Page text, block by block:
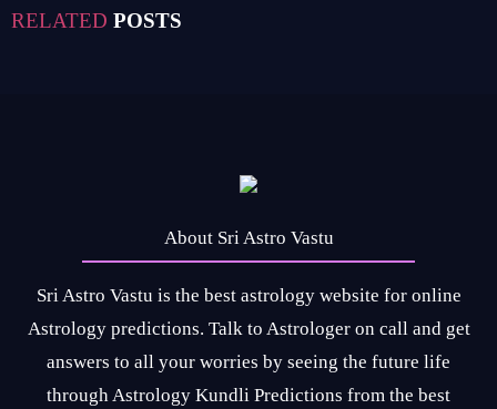
RELATED POSTS
About Sri Astro Vastu
Sri Astro Vastu is the best astrology website for online
Astrology predictions. Talk to Astrologer on call and get
answers to all your worries by seeing the future life
through Astrology Kundli Predictions from the best